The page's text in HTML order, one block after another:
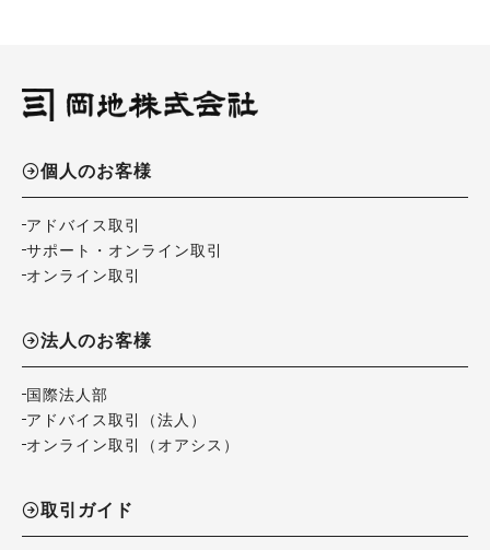
個人のお客様
アドバイス取引
サポート・オンライン取引
オンライン取引
法人のお客様
国際法人部
アドバイス取引（法人）
オンライン取引（オアシス）
取引ガイド